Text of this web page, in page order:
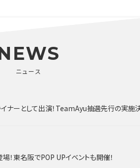
ニュース
ナーとして出演！TeamAyu抽選先行の実施
！東名阪でPOP UPイベントも開催！